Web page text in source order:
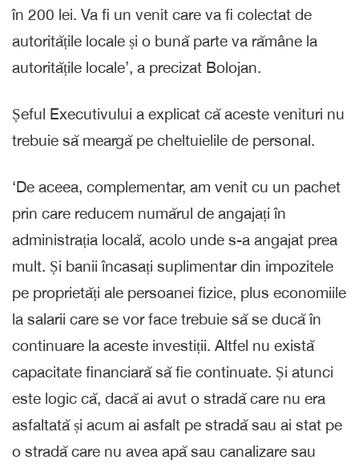
în 200 lei. Va fi un venit care va fi colectat de
autoritățile locale și o bună parte va rămâne la
autoritățile locale’, a precizat Bolojan.
Șeful Executivului a explicat că aceste venituri nu
trebuie să meargă pe cheltuielile de personal.
‘De aceea, complementar, am venit cu un pachet
prin care reducem numărul de angajați în
administrația locală, acolo unde s-a angajat prea
mult. Și banii încasați suplimentar din impozitele
pe proprietăți ale persoanei fizice, plus economiile
la salarii care se vor face trebuie să se ducă în
continuare la aceste investiții. Altfel nu există
capacitate financiară să fie continuate. Și atunci
este logic că, dacă ai avut o stradă care nu era
asfaltată și acum ai asfalt pe stradă sau ai stat pe
o stradă care nu avea apă sau canalizare sau